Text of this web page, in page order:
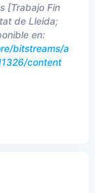
[Trabajo Fin
de Lleida;
en:
bitstreams/a
content